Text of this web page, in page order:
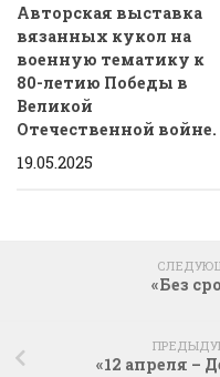
Авторская выставка
вязанных кукол на
военную тематику к
80-летию Победы в
Великой
Отечественной войне.
19.05.2025
«Без
«12 апреля –